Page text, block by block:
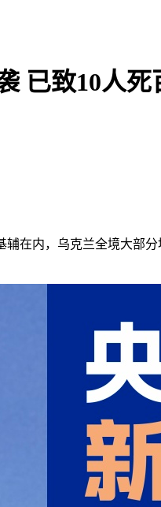
已致10人死
内，乌克兰全境大部分